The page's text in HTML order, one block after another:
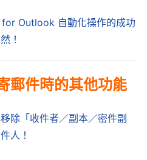
for Outlook 自動化操作的成功
！
郵件時的其他功能
除「收件者／副本／密件副
人！